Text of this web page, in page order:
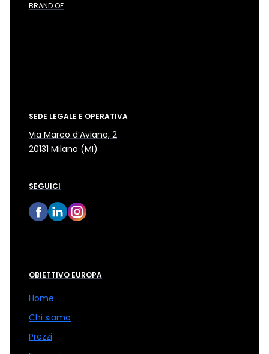
BRAND OF
SEDE LEGALE E OPERATIVA
Via Marco d’Aviano, 2
20131 Milano (MI)
SEGUICI
OBIETTIVO EUROPA
Home
Chi siamo
Prezzi